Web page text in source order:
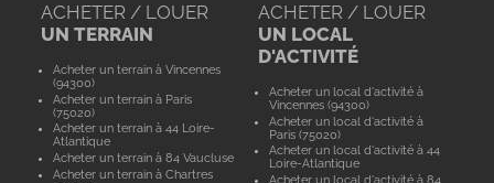
ACHETER / LOUER
UN TERRAIN
Acheter un terrain à Vincennes
(94300)
Acheter un terrain à Paris
(75020)
Acheter un terrain à 44 Loire-
Atlantique
Acheter un terrain à 84 Vaucluse
Acheter un terrain à Chartres
ACHETER / LOUER
UN LOCAL
D'ACTIVITÉ
Acheter un local d'activité à
Vincennes (94300)
Acheter un local d'activité à
Paris (75020)
Acheter un local d'activité à 44
Loire-Atlantique
Acheter un local d'activité à 84